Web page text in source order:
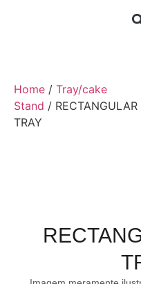
Home / Tray/cake
Stand / RECTANGULAR
TRAY